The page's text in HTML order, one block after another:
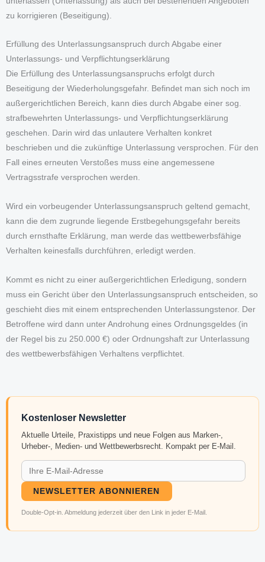
zu korrigieren (Beseitigung).
Erfüllung des Unterlassungsanspruch durch Abgabe einer
Unterlassungs- und Verpflichtungserklärung
Die Erfüllung des Unterlassungsanspruchs erfolgt durch
Beseitigung der Wiederholungsgefahr. Befindet man sich noch im
außergerichtlichen Bereich, kann dies durch Abgabe einer sog.
strafbewehrten Unterlassungs- und Verpflichtungserklärung
geschehen. Darin wird das unlautere Verhalten konkret
beschrieben und die zukünftige Unterlassung versprochen. Für den
Fall eines erneuten Verstoßes muss eine angemessene
Vertragsstrafe versprochen werden.
Wird ein vorbeugender Unterlassungsanspruch geltend gemacht,
kann die dem zugrunde liegende Erstbegehungsgefahr bereits
durch ernsthafte Erklärung, man werde das wettbewerbsfähige
Verhalten keinesfalls durchführen, erledigt werden.
Kommt es nicht zu einer außergerichtlichen Erledigung, sondern
muss ein Gericht über den Unterlassungsanspruch entscheiden, so
geschieht dies mit einem entsprechenden Unterlassungstenor. Der
Betroffene wird dann unter Androhung eines Ordnungsgeldes (in
der Regel bis zu 250.000 €) oder Ordnungshaft zur Unterlassung
des wettbewerbsfähigen Verhaltens verpflichtet.
Kostenloser Newsletter
Aktuelle Urteile, Praxistipps und neue Folgen aus Marken-,
Urheber-, Medien- und Wettbewerbsrecht. Kompakt per E-Mail.
NEWSLETTER ABONNIEREN
Double-Opt-in. Abmeldung jederzeit über den Link in jeder E-Mail.